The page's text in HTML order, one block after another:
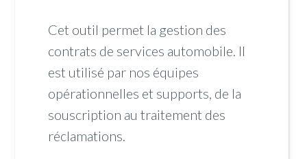
Cet outil permet la gestion des
contrats de services automobile. Il
est utilisé par nos équipes
opérationnelles et supports, de la
souscription au traitement des
réclamations.